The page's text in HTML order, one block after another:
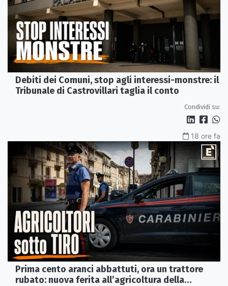
Debiti dei Comuni, stop agli interessi-monstre: il
Tribunale di Castrovillari taglia il conto
Condividi su:
18 ore fa
Prima cento aranci abbattuti, ora un trattore
rubato: nuova ferita all’agricoltura della